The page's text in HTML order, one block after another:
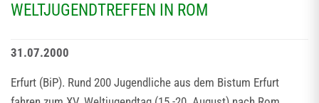
WELTJUGENDTREFFEN IN ROM
31.07.2000
Erfurt (BiP). Rund 200 Jugendliche aus dem Bistum Erfurt